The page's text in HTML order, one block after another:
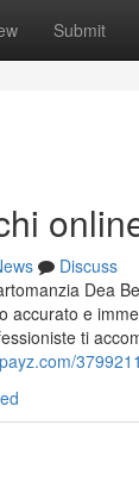
Submit
Discuss
Dea
accurato e
ti